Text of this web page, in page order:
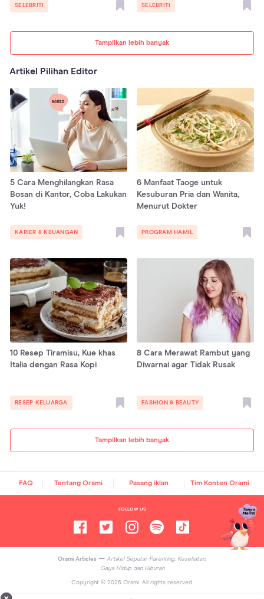
Tampilkan lebih banyak
SELEBRITI SELEBRITI
Artikel Pilihan Editor
Tampilkan lebih banyak
5 Cara Menghilangkan Rasa
Bosan di Kantor, Coba Lakukan
Yuk!
KARIER & KEUANGAN
6 Manfaat Taoge untuk
Kesuburan Pria dan Wanita,
Menurut Dokter
PROGRAM HAMIL
10 Resep Tiramisu, Kue khas
Italia dengan Rasa Kopi
RESEP KELUARGA
8 Cara Merawat Rambut yang
Diwarnai agar Tidak Rusak
FASHION & BEAUTY
FAQ Tentang Orami Pasang iklan Tim Konten Orami
FOLLOW US
Orami Articles — Artikel Seputar Parenting, Kesehatan,
Gaya Hidup dan Hiburan
Copyright © 2026Orami. All rights reserved.